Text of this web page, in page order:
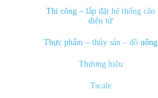
Thi công – lắp đặt hệ thống cân
điện tử
Thực phẩm – thủy sản – đồ uống
Thương hiệu
Tscale